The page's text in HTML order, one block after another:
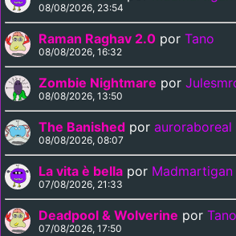
08/08/2026, 23:54
Raman Raghav 2.0 por Tano
08/08/2026, 16:32
Zombie Nightmare por
08/08/2026, 13:50
The Banished por auroraboreal
08/08/2026, 08:07
La vita è bella por Madmartigan
07/08/2026, 21:33
Deadpool & Wolverine por Tano
07/08/2026, 17:50